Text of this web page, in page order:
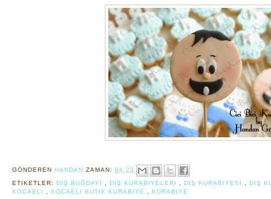
GÖNDEREN HANDAN ZAMAN: 04:23
ETIKETLER: DIŞ BUĞDAYI DIŞ KURABIYELERI DIŞ KURABIYESI
DIŞ
KOCAELI
KOCAELI BUTIK KURABIYE KURABIYE